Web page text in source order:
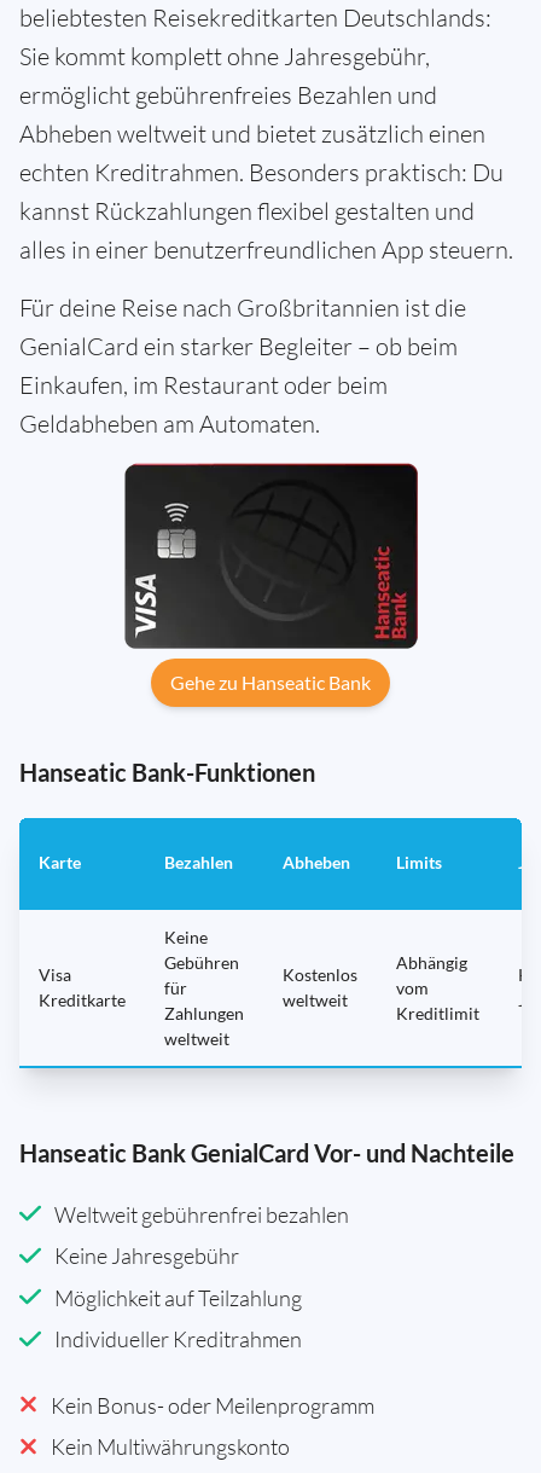
beliebtesten Reisekreditkarten Deutschlands:
Sie kommt komplett ohne Jahresgebühr,
ermöglicht gebührenfreies Bezahlen und
Abheben weltweit und bietet zusätzlich einen
echten Kreditrahmen. Besonders praktisch: Du
kannst Rückzahlungen flexibel gestalten und
alles in einer benutzerfreundlichen App steuern.
Für deine Reise nach Großbritannien ist die
GenialCard ein starker Begleiter – ob beim
Einkaufen, im Restaurant oder beim
Geldabheben am Automaten.
Gehe zu Hanseatic Bank
Hanseatic Bank-Funktionen
Karte Bezahlen Abheben Limits
Visa
Kreditkarte
Keine
Gebühren
für
Zahlungen
weltweit
Kostenlos
weltweit
Abhängig
vom
Kreditlimit
Hanseatic Bank GenialCard Vor- und Nachteile
Weltweit gebührenfrei bezahlen
Keine Jahresgebühr
Möglichkeit auf Teilzahlung
Individueller Kreditrahmen
Kein Bonus- oder Meilenprogramm
Kein Multiwährungskonto